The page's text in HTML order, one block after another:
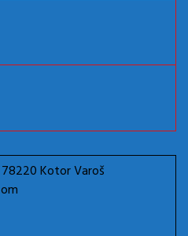
Kotor Varoš